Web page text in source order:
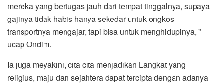
mereka yang bertugas jauh dari tempat tinggalnya, supaya
gajinya tidak habis hanya sekedar untuk ongkos
transportnya mengajar, tapi bisa untuk menghidupinya, ”
ucap Ondim.
Ia juga meyakini, cita cita menjadikan Langkat yang
religius, maju dan sejahtera dapat tercipta dengan adanya